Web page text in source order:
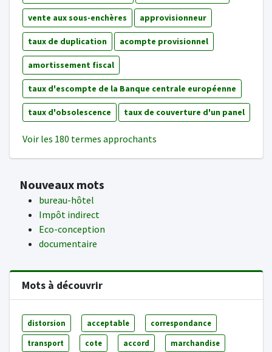
vente aux sous-enchères approvisionneur
taux de duplication acompte provisionnel
amortissement fiscal
taux d'escompte de la Banque centrale européenne
taux d'obsolescence taux de couverture d'un panel
Voir les 180 termes approchants
Nouveaux mots
bureau-hôtel
Impôt indirect
Eco-conception
documentaire
Mots à découvrir
distorsion acceptable correspondance
transport cote accord marchandise